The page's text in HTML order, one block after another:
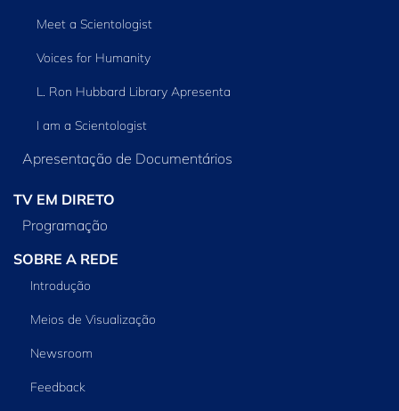
Meet a Scientologist
Voices for Humanity
L. Ron Hubbard Library Apresenta
I am a Scientologist
Apresentação de Documentários
TV EM DIRETO
Programação
SOBRE A REDE
Introdução
Meios de Visualização
Newsroom
Feedback